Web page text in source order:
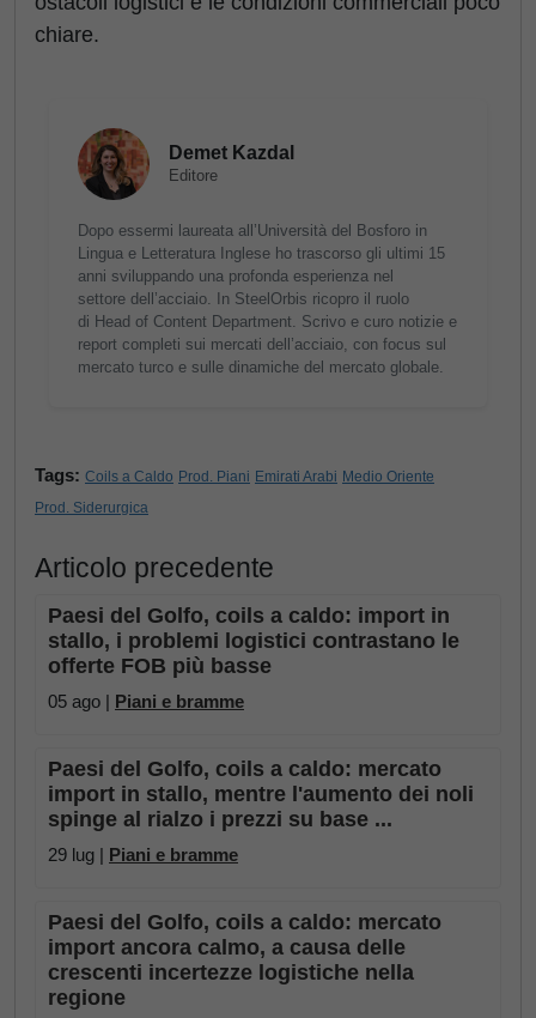
chiare.
Demet Kazdal
Editore
Dopo essermi laureata all’Università del Bosforo in
Lingua e Letteratura Inglese ho trascorso gli ultimi 15
anni sviluppando una profonda esperienza nel
settore dell’acciaio. In SteelOrbis ricopro il ruolo
di Head of Content Department. Scrivo e curo notizie e
report completi sui mercati dell’acciaio, con focus sul
mercato turco e sulle dinamiche del mercato globale.
Tags: Coils a Caldo Prod. Piani Emirati Arabi Medio Oriente
Prod. Siderurgica
Articolo precedente
Paesi del Golfo, coils a caldo: import in
stallo, i problemi logistici contrastano le
offerte FOB più basse
05 ago | Piani e bramme
Paesi del Golfo, coils a caldo: mercato
import in stallo, mentre l'aumento dei noli
spinge al rialzo i prezzi su base ...
29 lug | Piani e bramme
Paesi del Golfo, coils a caldo: mercato
import ancora calmo, a causa delle
crescenti incertezze logistiche nella
regione